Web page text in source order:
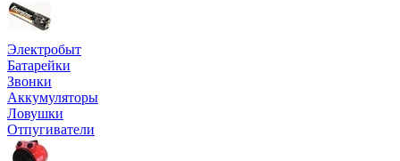
Электробыт
Батарейки
Звонки
Аккумуляторы
Ловушки
Отпугиватели